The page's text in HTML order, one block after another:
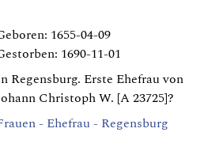
1655-04-09
1690-11-01
Regensburg. Erste Ehefrau von
Christoph W. [A 23725]?
- Ehefrau - Regensburg